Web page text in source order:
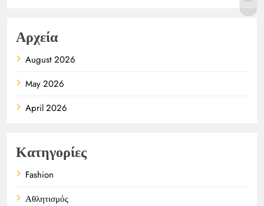
Αρχεία
August 2026
May 2026
April 2026
Κατηγορίες
Fashion
Αθλητισμός